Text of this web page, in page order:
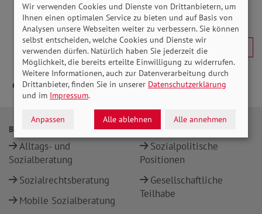
BERATUNG
Alltags- und
Sozialberatung
Sozialrechtsberatung
Mobile Sozialberatung
POLITIK
Sozialpolitische
Positionen
Gesellschaftliche
Teilhabe
Wir verwenden Cookies und Dienste von Drittanbietern, um
Ihnen einen optimalen Service zu bieten und auf Basis von
Analysen unsere Webseiten weiter zu verbessern. Sie können
selbst entscheiden, welche Cookies und Dienste wir
verwenden dürfen. Natürlich haben Sie jederzeit die
Möglichkeit, die bereits erteilte Einwilligung zu widerrufen.
Weitere Informationen, auch zur Datenverarbeitung durch
Drittanbieter, finden Sie in unserer Datenschutzerklärung
und im Impressum.
Anpassen Alle ablehnen Alle annehmen